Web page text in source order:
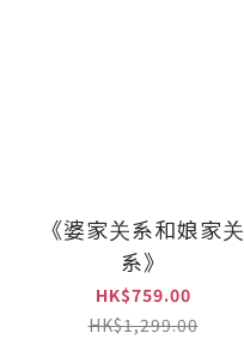
《婆家关系和娘家关
系》
HK$759.00
HK$1,299.00